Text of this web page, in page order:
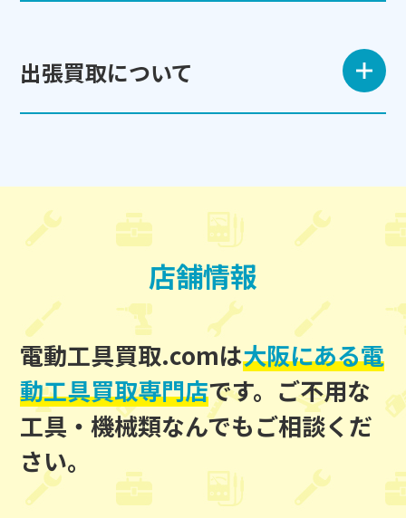
出張買取について
店舗情報
電動工具買取.comは大阪にある電
動工具買取専門店です。 ご不用な
工具・機械類なんでもご相談くだ
さい。